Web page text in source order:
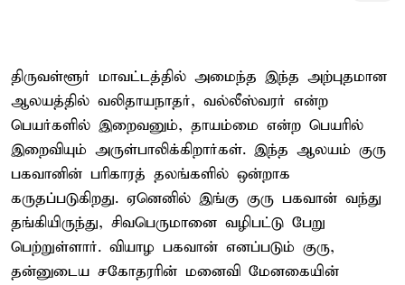
திருவள்ளூர் மாவட்டத்தில் அமைந்த இந்த அற்புதமான
ஆலயத்தில் வலிதாயநாதர், வல்லீஸ்வரர் என்ற
பெயர்களில் இறைவனும், தாயம்மை என்ற பெயரில்
இறைவியும் அருள்பாலிக்கிறார்கள். இந்த ஆலயம் குரு
பகவானின் பரிகாரத் தலங்களில் ஒன்றாக
கருதப்படுகிறது. ஏனெனில் இங்கு குரு பகவான் வந்து
தங்கியிருந்து, சிவபெருமானை வழிபட்டு பேறு
பெற்றுள்ளார். வியாழ பகவான் எனப்படும் குரு,
தன்னுடைய சகோதரரின் மனைவி மேனகையின்